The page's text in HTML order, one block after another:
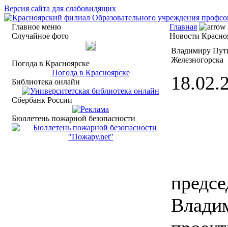
Версия сайта для слабовидящих
Главное меню
Случайное фото
Погода в Красноярске
Погода в Красноярске
Библиотека онлайн
Сбербанк России
Бюллетень пожарной безопасности
Главная
Новости
Владимиру
Железногорска